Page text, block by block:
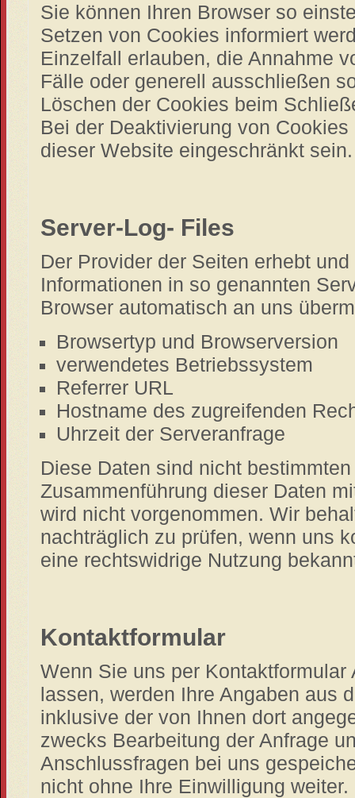
Sie können Ihren Browser so
Setzen von Cookies informiert
Einzelfall erlauben, die Annahme
Fälle oder generell ausschließen
Löschen der Cookies beim
Bei der Deaktivierung von
dieser Website eingeschränkt sein.
Server-Log- Files
Der Provider der Seiten erhebt
Informationen in so genannten
Browser automatisch an uns
Browsertyp und Browserversion
verwendetes Betriebssystem
Referrer URL
Hostname des zugreifenden
Uhrzeit der Serveranfrage
Diese Daten sind nicht
Zusammenführung dieser Daten
wird nicht vorgenommen. Wir
nachträglich zu prüfen, wenn uns
eine rechtswidrige Nutzung
Kontaktformular
Wenn Sie uns per Kontaktformular
lassen, werden Ihre Angaben aus
inklusive der von Ihnen dort
zwecks Bearbeitung der Anfrage
Anschlussfragen bei uns
nicht ohne Ihre Einwilligung weiter.